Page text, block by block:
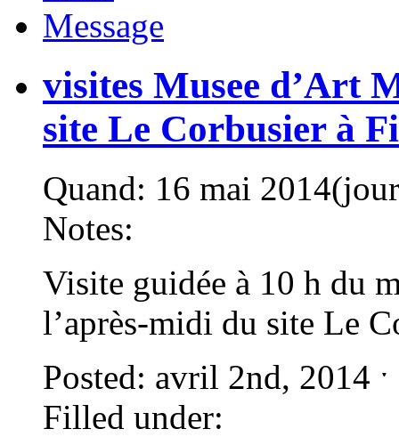
Message
visites Musee d’Art
site Le Corbusier à
Quand: 16 mai 2014
Notes:
Visite guidée à 10 h du
l’après-midi du site Le
Posted: avril 2nd, 2014
Filled under: